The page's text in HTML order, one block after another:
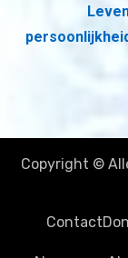
Copyright ©
Contact